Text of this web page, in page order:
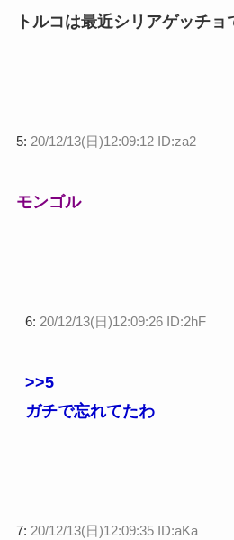
トルコは最近シリアゲッチ
5: 20/12/13(日)12:09:12 ID:za2
モンゴル
6: 20/12/13(日)12:09:26 ID:2hF
>>5
ガチで忘れてたわ
7: 20/12/13(日)12:09:35 ID:aKa